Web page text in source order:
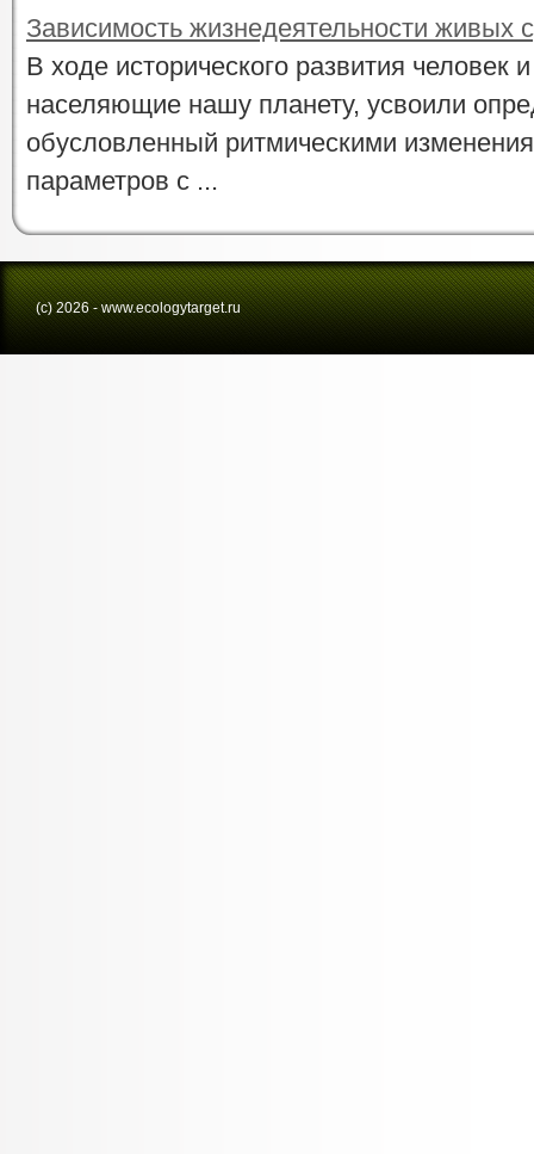
Зависимость жизнедеятельности живых
В ходе исторического развития человек
населяющие нашу планету, усвоили
обусловленный ритмическими
параметров с ...
(с) 2026 - www.ecologytarget.ru